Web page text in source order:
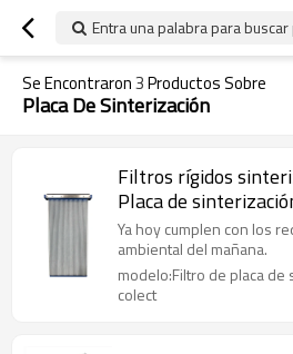
Entra una palabra para
Se Encontraron3Productos Sobre
Placa De Sinterización
Filtros rígidos
Placa de
Unidad de filtro
Ya hoy cumplen con los
ambiental del mañana.
modelo:Filtro de placa de
colect